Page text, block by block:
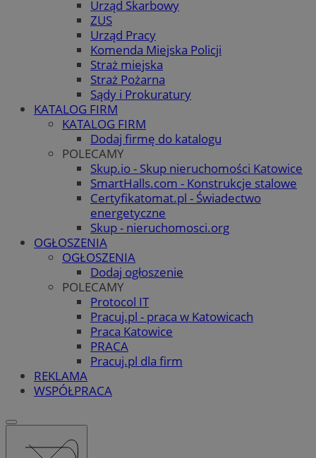
Urząd Skarbowy
ZUS
Urząd Pracy
Komenda Miejska Policji
Straż miejska
Straż Pożarna
Sądy i Prokuratury
KATALOG FIRM
KATALOG FIRM
Dodaj firmę do katalogu
POLECAMY
Skup.io - Skup nieruchomości Katowice
SmartHalls.com - Konstrukcje stalowe
Certyfikatomat.pl - Świadectwo
energetyczne
Skup - nieruchomosci.org
OGŁOSZENIA
OGŁOSZENIA
Dodaj ogłoszenie
POLECAMY
Protocol IT
Pracuj.pl - praca w Katowicach
Praca Katowice
PRACA
Pracuj.pl dla firm
REKLAMA
WSPÓŁPRACA